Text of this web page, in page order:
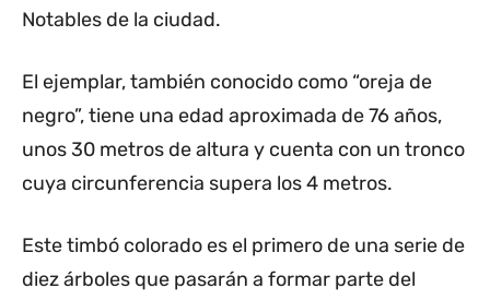
Notables de la ciudad.
El ejemplar, también conocido como “oreja de
negro”, tiene una edad aproximada de 76 años,
unos 30 metros de altura y cuenta con un tronco
cuya circunferencia supera los 4 metros.
Este timbó colorado es el primero de una serie de
diez árboles que pasarán a formar parte del